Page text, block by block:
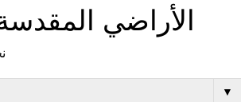
الأراضي
▼